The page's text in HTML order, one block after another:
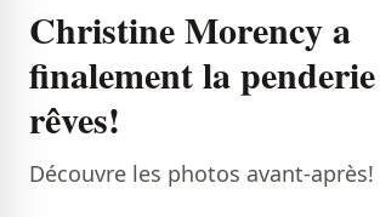
Christine Morency a
finalement la penderie
rêves!
Découvre les photos avant-après!